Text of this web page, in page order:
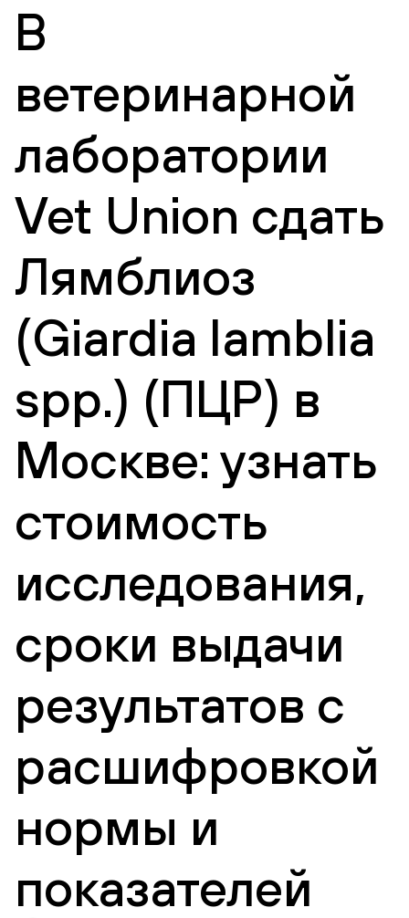
В
ветеринарной
лаборатории
Vet Union сдать
Лямблиоз
(Giardia lamblia
spp.) (ПЦР) в
Москве: узнать
стоимость
исследования,
сроки выдачи
результатов с
расшифровкой
нормы и
показателей